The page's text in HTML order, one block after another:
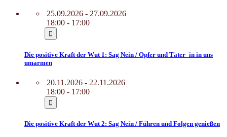
25.09.2026 - 27.09.2026
18:00 - 17:00
Die positive Kraft der Wut 1: Sag Nein / Opfer und Täter_in in uns
umarmen
20.11.2026 - 22.11.2026
18:00 - 17:00
Die positive Kraft der Wut 2: Sag Nein / Führen und Folgen genießen